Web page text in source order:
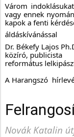
Várom
vagy ennek
kapok a fenti
áldáskívánással
Dr. Békefy Lajos
közíró, publicista
református
A Harangszó
Novák Katalin